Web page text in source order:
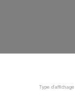
Type d'affichage